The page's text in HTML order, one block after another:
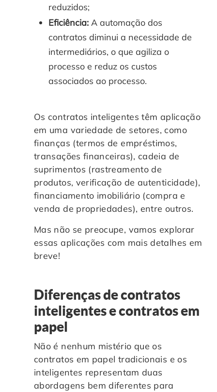
reduzidos;
Eficiência: A automação dos
contratos diminui a necessidade de
intermediários, o que agiliza o
processo e reduz os custos
associados ao processo.
Os contratos inteligentes têm aplicação
em uma variedade de setores, como
finanças (termos de empréstimos,
transações financeiras), cadeia de
suprimentos (rastreamento de
produtos, verificação de autenticidade),
financiamento imobiliário (compra e
venda de propriedades), entre outros.
Mas não se preocupe, vamos explorar
essas aplicações com mais detalhes em
breve!
Diferenças de contratos
inteligentes e contratos em
papel
Não é nenhum mistério que os
contratos em papel tradicionais e os
inteligentes representam duas
abordagens bem diferentes para